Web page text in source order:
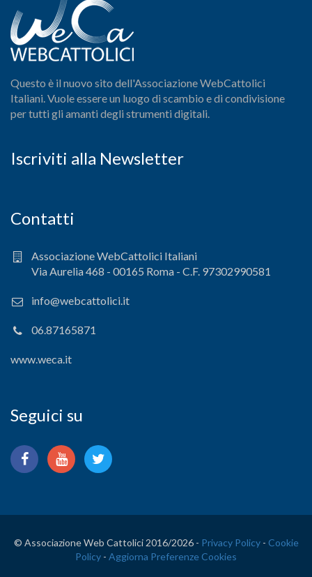
Questo è il nuovo sito dell'Associazione WebCattolici
Italiani. Vuole essere un luogo di scambio e di condivisione
per tutti gli amanti degli strumenti digitali.
Iscriviti alla Newsletter
Contatti
Associazione WebCattolici Italiani
Via Aurelia 468 - 00165 Roma - C.F. 97302990581
info@webcattolici.it
06.87165871
www.weca.it
Seguici su
© Associazione Web Cattolici 2016/2026 - Privacy Policy- Cookie
Policy - Aggiorna Preferenze Cookies